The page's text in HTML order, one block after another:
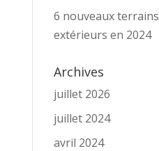
6 nouveaux terrains
extérieurs en 2024
Archives
juillet 2026
juillet 2024
avril 2024